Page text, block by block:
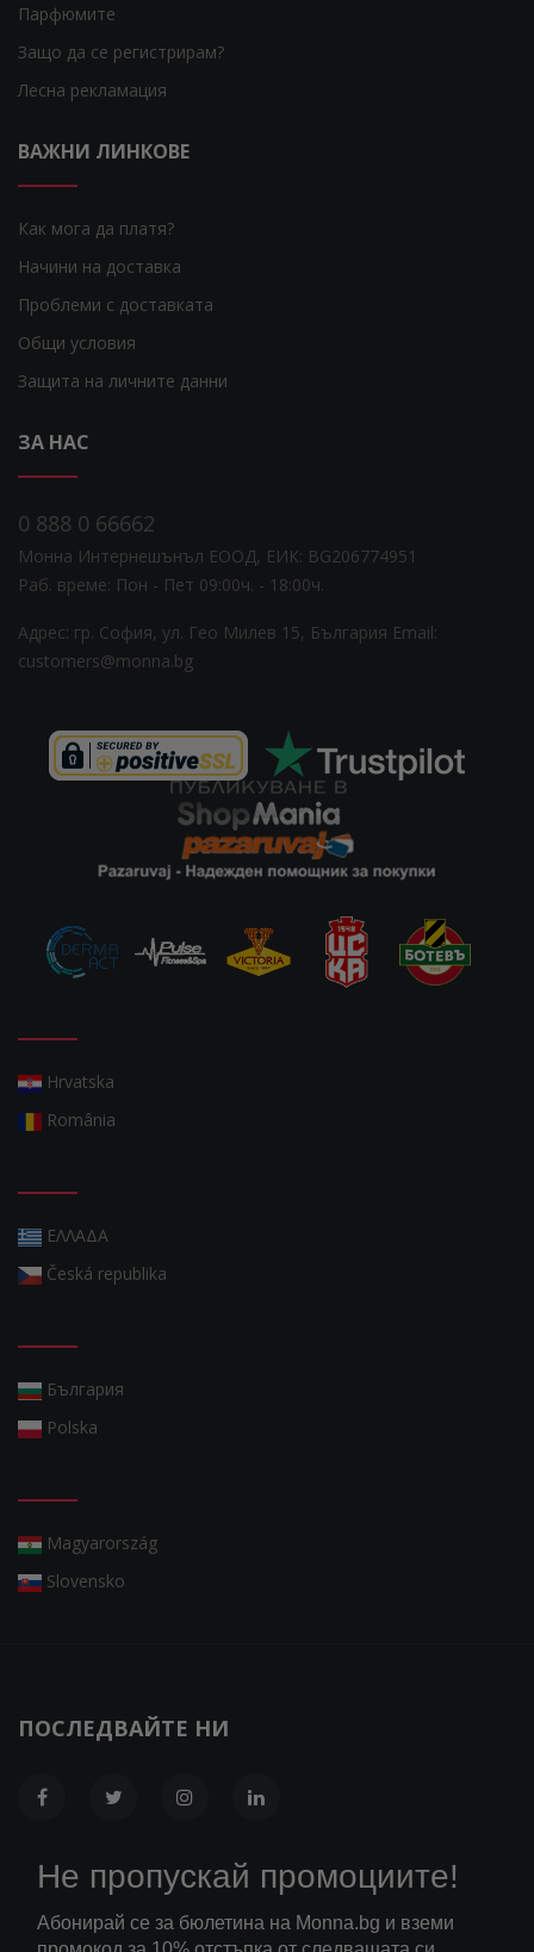
Парфюмите
Защо да се регистрирам?
Лесна рекламация
ВАЖНИ ЛИНКОВЕ
Как мога да платя?
Начини на доставка
Проблеми с доставката
Общи условия
Защита на личните данни
ЗА НАС
0 888 0 66662
Монна Интернешънъл ЕООД, ЕИК: BG206774951
Раб. време: Пoн - Пет 09:00ч. - 18:00ч.
Адрес: гр. София, ул. Гео Милев 15, България Email:
customers@monna.bg
Hrvatska
România
ΕΛΛΑΔΑ
Česká republika
България
Polska
Magyarország
Slovensko
ПОСЛЕДВАЙТЕ НИ
Не пропускай промоциите!
Абонирай се за бюлетина на Monna.bg и вземи